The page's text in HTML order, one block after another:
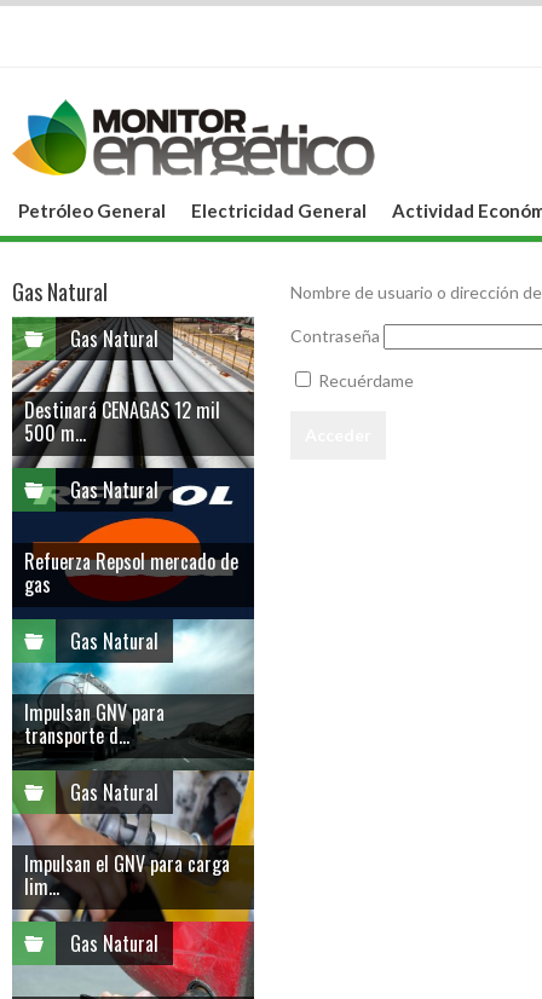
Petróleo General Electricidad General Actividad
Nombre de usuario o dirección
Contraseña
Recuérdame
Gas Natural
Gas Natural
Destinará CENAGAS 12 mil
500 m...
Gas Natural
Refuerza Repsol mercado de
gas
Gas Natural
Impulsan GNV para
transporte d...
Gas Natural
Impulsan el GNV para carga
lim...
Gas Natural